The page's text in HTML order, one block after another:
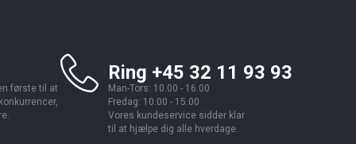
første til at
Ring +45 32 11 93 93
Man-Tors: 10.00 - 16.00
Fredag: 10.00 - 15.00
Vores kundeservice sidder klar
til at hjælpe dig alle hverdage.